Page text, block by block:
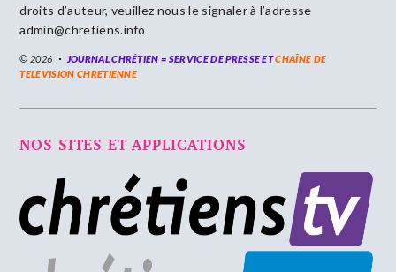
droits d’auteur, veuillez nous le signaler à l’adresse
admin@chretiens.info
© 2026 JOURNAL CHRÉTIEN = SERVICE DE PRESSE ETCHAÎNE DE
TELEVISION CHRETIENNE
NOS SITES ET APPLICATIONS